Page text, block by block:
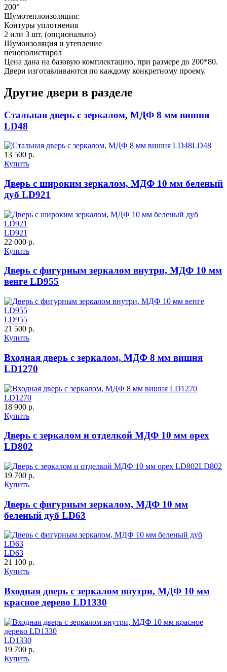
"Крокодил"
ДНТ ДС
ДУБ БЕЛЁНЫЙ
К-35 С
C57
C59 C60
C67
200°
Шумотеплоизоляция:
Контуры уплотнения
2 или 3 шт. (опционально)
Шумоизоляция и утепление
пенополистирол
Цена дана на базовую комплектацию, при размере до 200*80.
Двери изготавливаются по каждому конкретному проему.
Другие двери в разделе
Стальная дверь с зеркалом, МДФ 8 мм вишня
LD48
LD48
13 500 р.
Купить
Дверь с широким зеркалом, МДФ 10 мм беленый
дуб LD921
LD921
22 000 р.
Купить
Дверь с фигурным зеркалом внутри, МДФ 10 мм
венге LD955
LD955
21 500 р.
Купить
Входная дверь с зеркалом, МДФ 8 мм вишня
LD1270
LD1270
18 900 р.
Купить
Дверь с зеркалом и отделкой МДФ 10 мм орех
LD802
LD802
19 700 р.
Купить
Дверь с фигурным зеркалом, МДФ 10 мм
беленый дуб LD63
LD63
21 100 р.
Купить
Входная дверь с зеркалом внутри, МДФ 10 мм
красное дерево LD1330
LD1330
19 700 р.
Купить